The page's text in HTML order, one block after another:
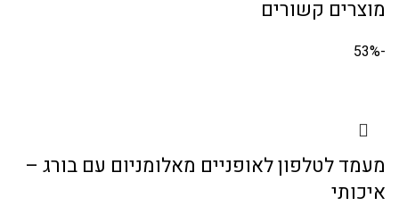
מוצרים קשורים
-53%
מעמד לטלפון לאופניים מאלומניום עם בורג –
איכותי